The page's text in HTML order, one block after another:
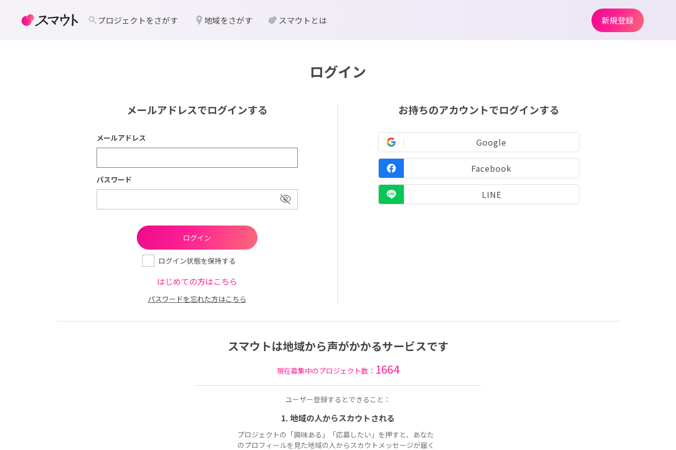
ログイン
メールアドレスでログインする
メールアドレス
パスワード
ログイン状態を保持する
はじめての方はこちら
パスワードを忘れた方はこちら
お持ちのアカウントでログインする
Google
Facebook
LINE
スマウトは地域から声がかかるサービスです
現在募集中のプロジェクト数： 1664
ユーザー登録するとできること：
1. 地域の人からスカウトされる
プロジェクトの「興味ある」「応募したい」を押すと、あなた
のプロフィールを見た地域の人からスカウトメッセージが届く
プロジェクトをさがす 地域をさがす スマウトとは 新規登録